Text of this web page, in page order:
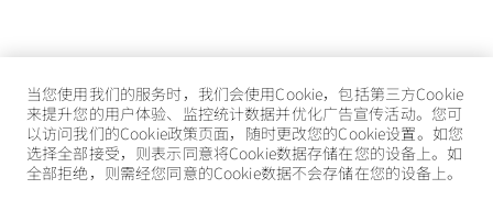
当您使用我们的服务时，我们会使用Cookie，包括第三方Cookie
来提升您的用户体验、监控统计数据并优化广告宣传活动。您可
以访问我们的Cookie政策页面，随时更改您的Cookie设置。如您
选择全部接受，则表示同意将Cookie数据存储在您的设备上。如
全部拒绝，则需经您同意的Cookie数据不会存储在您的设备上。